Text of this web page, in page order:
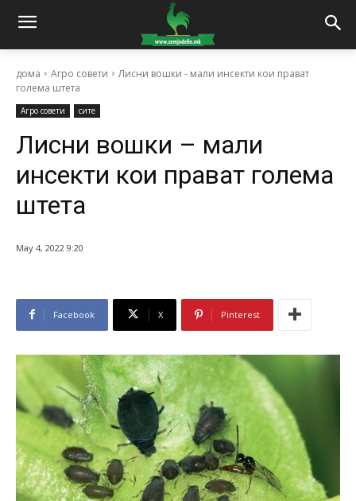
дома Агро совети
Лисни вошки - мали инсекти кои прават
голема штета
Агро совети сите
Лисни вошки – мали
инсекти кои прават голема
штета
May 4, 2022 9:20
Facebook X Pinterest